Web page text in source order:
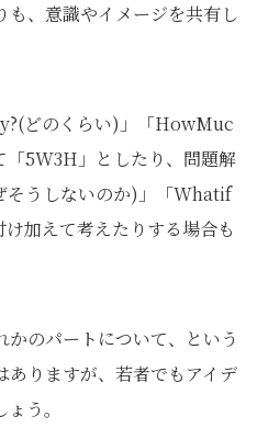
も、意識やイメージを共有し
どのくらい)」「HowMuc
5W3H」としたり、問題解
うしないのか)」「Whatif
加えて考えたりする場合も
のパートについて、という
ありますが、若者でもアイデ
う。